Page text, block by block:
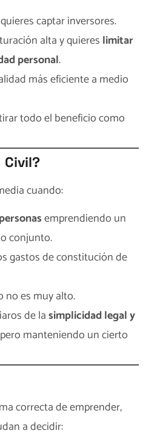
captar inversores.
alta y quieres limitar
personal.
más eficiente a medio
todo el beneficio como
Civil?
cuando:
emprendiendo un
conjunto.
gastos de constitución de
no es muy alto.
de lasimplicidad legal y
manteniendo un cierto
correcta de emprender,
a decidir: